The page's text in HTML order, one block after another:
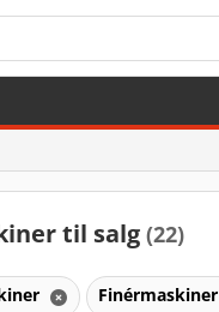
til salg (22)
Finérmaskiner